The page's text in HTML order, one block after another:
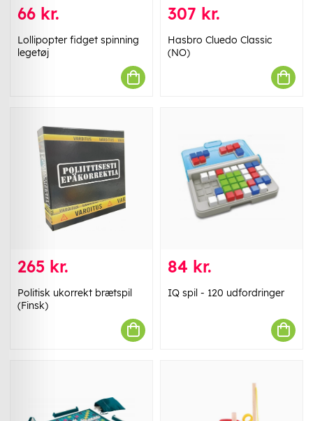
66 kr.
Lollipopter fidget spinning
legetøj
307 kr.
Hasbro Cluedo Classic
(NO)
265 kr.
Politisk ukorrekt brætspil
(Finsk)
84 kr.
IQ spil - 120 udfordringer